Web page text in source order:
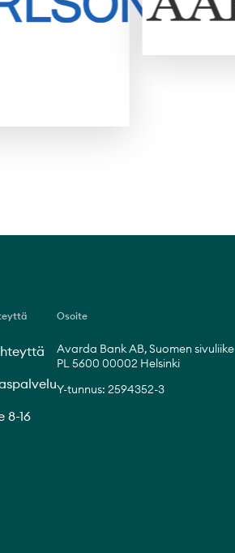
8-16
Osoite
Avarda Bank AB, Suomen sivuliike
PL 5600 00002 Helsinki
Y-tunnus: 2594352-3